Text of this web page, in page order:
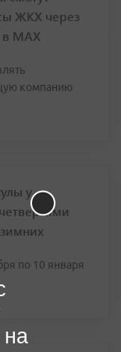
ЖКХ через
в МАХ
компанию
у
по 10 января